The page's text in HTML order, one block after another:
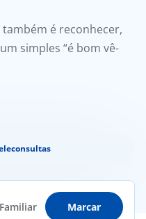
é reconhecer,
simples “é bom vê-
Marcar